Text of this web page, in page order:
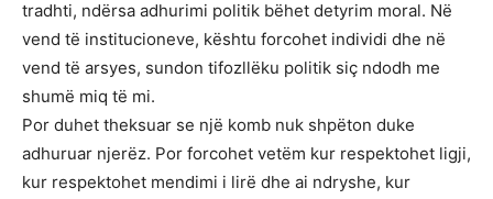
tradhti, ndërsa adhurimi politik bëhet detyrim moral. Në
vend të institucioneve, kështu forcohet individi dhe në
vend të arsyes, sundon tifozllëku politik siç ndodh me
shumë miq të mi.
Por duhet theksuar se një komb nuk shpëton duke
adhuruar njerëz. Por forcohet vetëm kur respektohet ligji,
kur respektohet mendimi i lirë dhe ai ndryshe, kur